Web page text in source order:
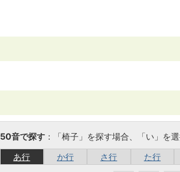
50音で探す ：「椅子」を探す場合、「い」を
あ行
か行 さ行 た行